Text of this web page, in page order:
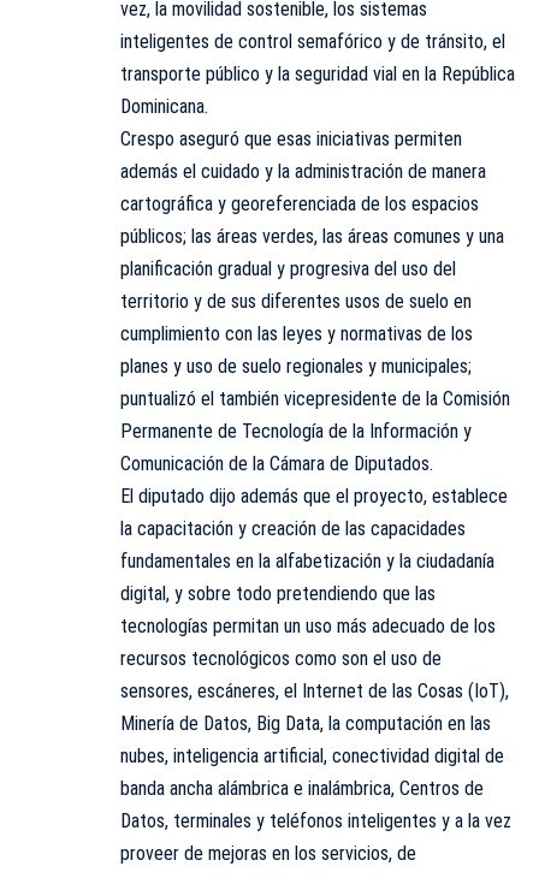
vez, la movilidad sostenible, los sistemas
inteligentes de control semafórico y de tránsito, el
transporte público y la seguridad vial en la República
Dominicana.
Crespo aseguró que esas iniciativas permiten
además el cuidado y la administración de manera
cartográfica y georeferenciada de los espacios
públicos; las áreas verdes, las áreas comunes y una
planificación gradual y progresiva del uso del
territorio y de sus diferentes usos de suelo en
cumplimiento con las leyes y normativas de los
planes y uso de suelo regionales y municipales;
puntualizó el también vicepresidente de la Comisión
Permanente de Tecnología de la Información y
Comunicación de la Cámara de Diputados.
El diputado dijo además que el proyecto, establece
la capacitación y creación de las capacidades
fundamentales en la alfabetización y la ciudadanía
digital, y sobre todo pretendiendo que las
tecnologías permitan un uso más adecuado de los
recursos tecnológicos como son el uso de
sensores, escáneres, el Internet de las Cosas (IoT),
Minería de Datos, Big Data, la computación en las
nubes, inteligencia artificial, conectividad digital de
banda ancha alámbrica e inalámbrica, Centros de
Datos, terminales y teléfonos inteligentes y a la vez
proveer de mejoras en los servicios, de